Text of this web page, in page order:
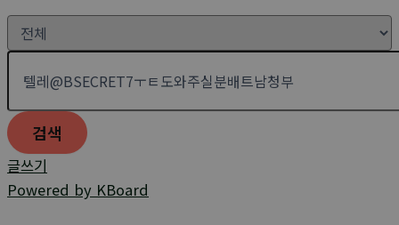
검색
글쓰기
Powered by KBoard